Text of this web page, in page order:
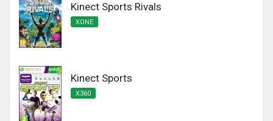
Kinect Sports Rivals
XONE
Kinect Sports
X360